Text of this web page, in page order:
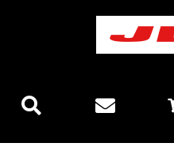
JBCテクノロジー